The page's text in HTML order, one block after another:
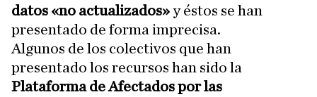
datos «no actualizados»y éstos se han
presentado de forma imprecisa.
Algunos de los colectivos que han
presentado los recursos han sido la
Plataforma de Afectados por las